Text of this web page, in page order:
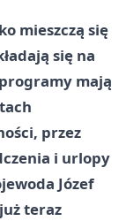
mieszczą się
się na
mają
przez
i urlopy
Józef
teraz